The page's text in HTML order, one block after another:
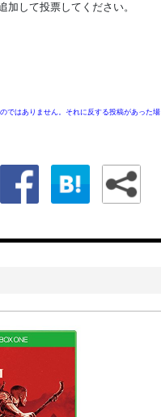
して投票してください。
ではありません。それに反する投稿があった場